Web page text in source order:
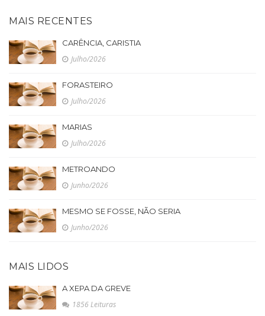
MAIS RECENTES
CARÊNCIA, CARISTIA
Julho/2026
FORASTEIRO
Julho/2026
MARIAS
Julho/2026
METROANDO
Junho/2026
MESMO SE FOSSE, NÃO SERIA
Junho/2026
MAIS LIDOS
A XEPA DA GREVE
1856 Leituras